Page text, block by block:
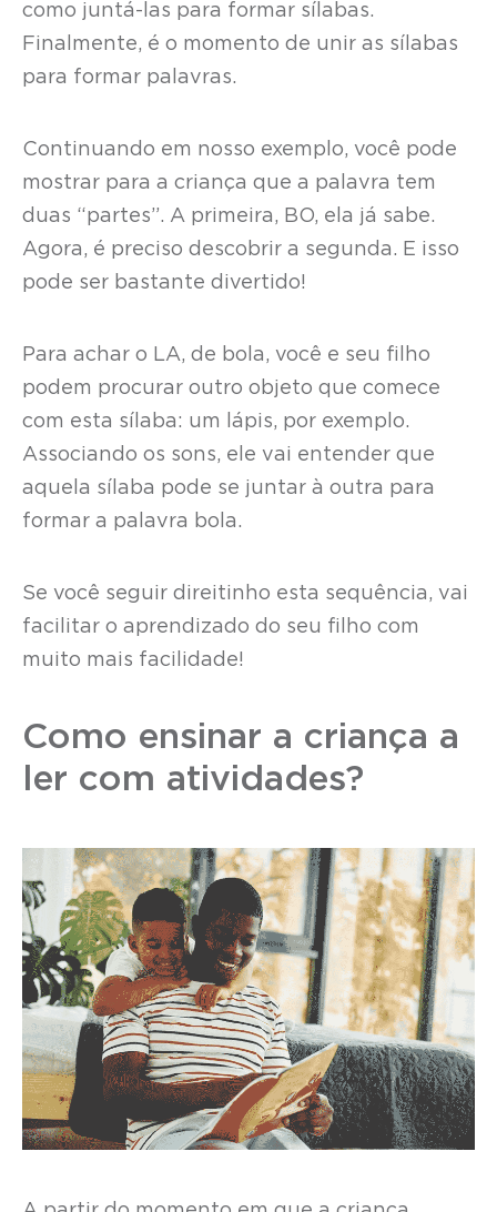
como juntá-las para formar sílabas.
Finalmente, é o momento de unir as sílabas
para formar palavras.
Continuando em nosso exemplo, você pode
mostrar para a criança que a palavra tem
duas “partes”. A primeira, BO, ela já sabe.
Agora, é preciso descobrir a segunda. E isso
pode ser bastante divertido!
Para achar o LA, de bola, você e seu filho
podem procurar outro objeto que comece
com esta sílaba: um lápis, por exemplo.
Associando os sons, ele vai entender que
aquela sílaba pode se juntar à outra para
formar a palavra bola.
Se você seguir direitinho esta sequência, vai
facilitar o aprendizado do seu filho com
muito mais facilidade!
Como ensinar a criança a
ler com atividades?